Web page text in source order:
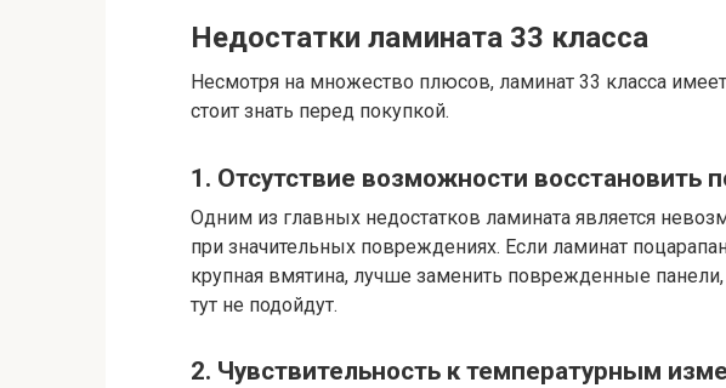
Недостатки ламината 33 класса
Несмотря на множество плюсов, ламинат 33 класса
стоит знать перед покупкой.
1. Отсутствие возможности восстановить
Одним из главных недостатков ламината является
при значительных повреждениях. Если ламинат
крупная вмятина, лучше заменить поврежденные
тут не подойдут.
2. Чувствительность к температурным